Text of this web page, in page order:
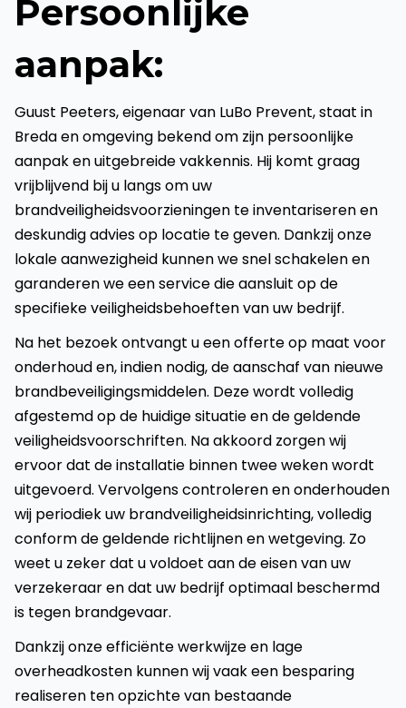
Persoonlijke
aanpak:
Guust Peeters, eigenaar van LuBo Prevent, staat in
Breda en omgeving bekend om zijn persoonlijke
aanpak en uitgebreide vakkennis. Hij komt graag
vrijblijvend bij u langs om uw
brandveiligheidsvoorzieningen te inventariseren en
deskundig advies op locatie te geven. Dankzij onze
lokale aanwezigheid kunnen we snel schakelen en
garanderen we een service die aansluit op de
specifieke veiligheidsbehoeften van uw bedrijf.
Na het bezoek ontvangt u een offerte op maat voor
onderhoud en, indien nodig, de aanschaf van nieuwe
brandbeveiligingsmiddelen. Deze wordt volledig
afgestemd op de huidige situatie en de geldende
veiligheidsvoorschriften. Na akkoord zorgen wij
ervoor dat de installatie binnen twee weken wordt
uitgevoerd. Vervolgens controleren en onderhouden
wij periodiek uw brandveiligheidsinrichting, volledig
conform de geldende richtlijnen en wetgeving. Zo
weet u zeker dat u voldoet aan de eisen van uw
verzekeraar en dat uw bedrijf optimaal beschermd
is tegen brandgevaar.
Dankzij onze efficiënte werkwijze en lage
overheadkosten kunnen wij vaak een besparing
realiseren ten opzichte van bestaande